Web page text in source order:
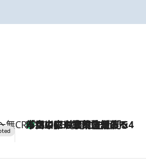
CREA'S CHOICE
2026.8.7
「立川にも歌舞伎があるんだよ」 片岡仁左衛門・市川中車ら豪華座組みで4年目の立川立飛歌舞伎へ